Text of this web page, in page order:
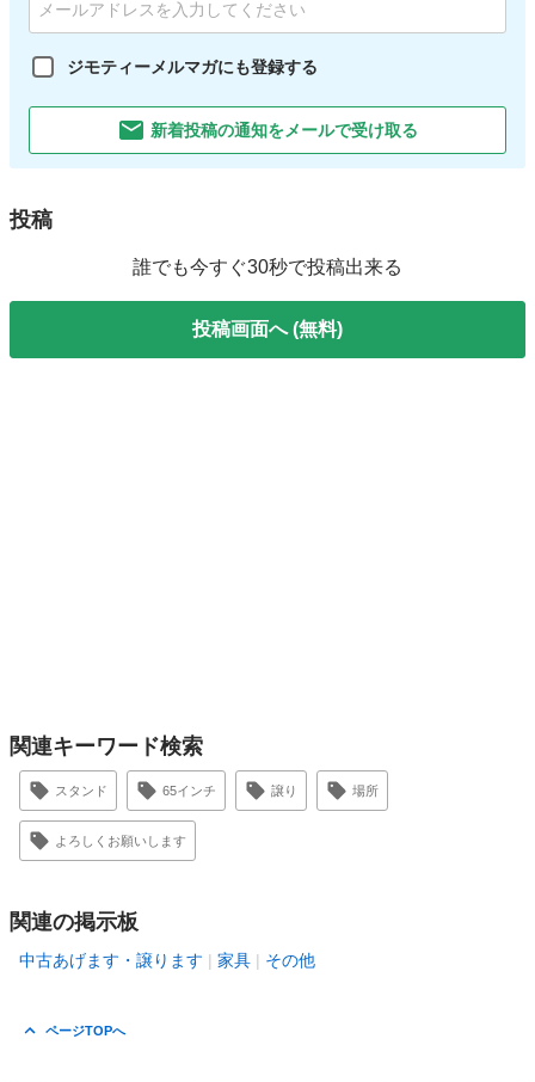
ジモティーメルマガにも登録する
新着投稿の通知をメールで受け取る
投稿
誰でも今すぐ30秒で投稿出来る
投稿画面へ (無料)
関連キーワード検索
スタンド 65インチ 譲り 場所
よろしくお願いします
関連の掲示板
中古あげます・譲ります 家具 その他
ページTOPへ